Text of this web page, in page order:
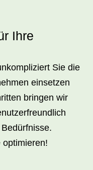
Ihre
Sie die
einsetzen
bringen wir
optimieren!